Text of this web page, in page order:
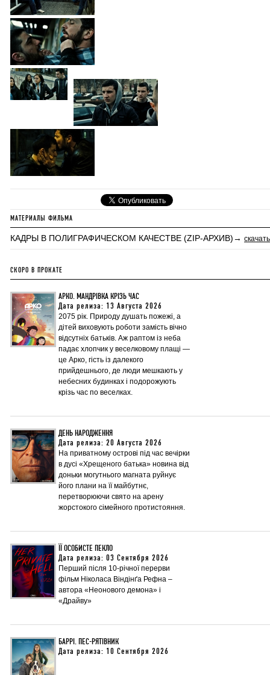
МАТЕРИАЛЫ ФИЛЬМА
КАДРЫ В ПОЛИГРАФИЧЕСКОМ КАЧЕСТВЕ (ZIP-АРХИВ)→ скачать
СКОРО В ПРОКАТЕ
АРКО. МАНДРІВКА КРІЗЬ ЧАС
Дата релиза: 13 Августа 2026
2075 рік. Природу душать пожежі, а
дітей виховують роботи замість вічно
відсутніх батьків. Аж раптом із неба
падає хлопчик у веселковому плащі —
це Арко, гість із далекого
прийдешнього, де люди мешкають у
небесних будинках і подорожують
крізь час по веселках.
ДЕНЬ НАРОДЖЕННЯ
Дата релиза: 20 Августа 2026
На приватному острові під час вечірки
в дусі «Хрещеного батька» новина від
доньки могутнього магната руйнує
його плани на її майбутнє,
перетворюючи свято на арену
жорстокого сімейного протистояння.
ЇЇ ОСОБИСТЕ ПЕКЛО
Дата релиза: 03 Сентября 2026
Перший після 10-річної перерви
фільм Ніколаса Віндінґа Рефна –
автора «Неонового демона» і
«Драйву»
БАРРІ. ПЕС-РЯТІВНИК
Дата релиза: 10 Сентября 2026